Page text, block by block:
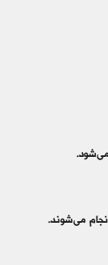
می‌شود.
می‌شوند.